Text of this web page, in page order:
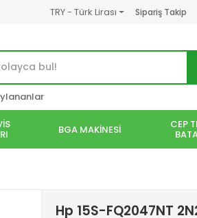
TRY - Türk Lirası Sipariş Takip
BGA MAKİNESİ CEP
Hp 15S-FQ2047NT